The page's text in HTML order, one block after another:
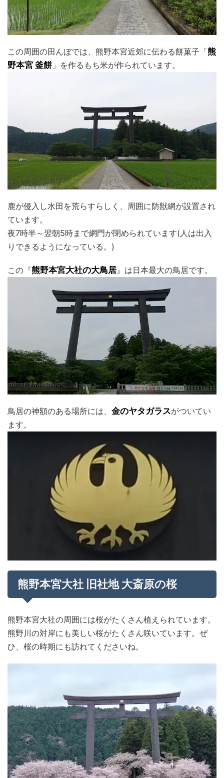
この周囲の田んぼでは、熊野本宮近郊に伝わる餅菓子「熊
野本宮 釜餅 」を作るもち米が作られています。
鹿が侵入し水田を荒らすらしく、周囲に防獣網が設置され
ています。
夜7時半～翌朝5時まで網門が閉められています(人は出入
りできるようになっている。)
この『熊野本宮大社の大鳥居 』は日本最大の鳥居です。
鳥居の神額のある場所には、 金のヤタガラスがついてい
ます。
熊野本宮大社 旧社地 大斎原の桜
熊野本宮大社の周囲には桜がたくさん植えられています。
熊野川の対岸にも美しい桜がたくさん咲いています。ぜ
ひ、桜の時期にも訪れてくださいね。